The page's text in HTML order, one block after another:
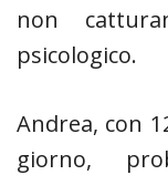
non
psicologico.
Andrea, con
giorno,